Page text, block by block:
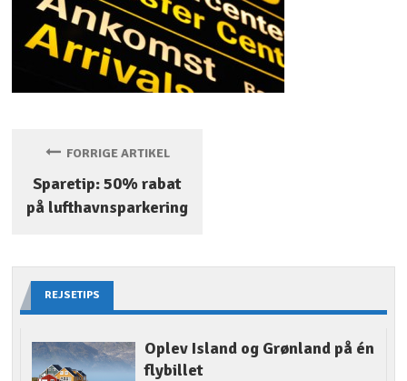
FORRIGE ARTIKEL
Sparetip: 50% rabat
på lufthavnsparkering
REJSETIPS
Oplev Island og Grønland på én
flybillet